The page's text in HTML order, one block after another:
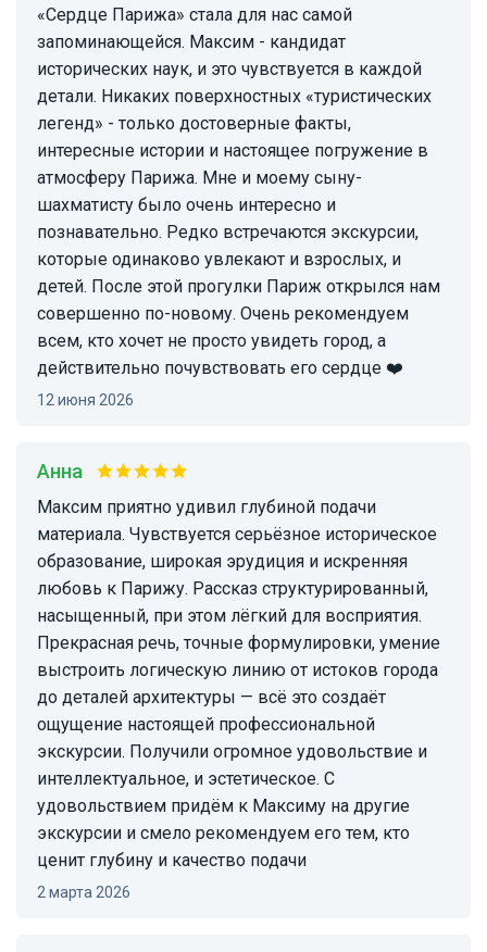
«Сердце Парижа» стала для нас самой
запоминающейся. Максим - кандидат
исторических наук, и это чувствуется в каждой
детали. Никаких поверхностных «туристических
легенд» - только достоверные факты,
интересные истории и настоящее погружение в
атмосферу Парижа. Мне и моему сыну-
шахматисту было очень интересно и
познавательно. Редко встречаются экскурсии,
которые одинаково увлекают и взрослых, и
детей. После этой прогулки Париж открылся нам
совершенно по-новому. Очень рекомендуем
всем, кто хочет не просто увидеть город, а
действительно почувствовать его сердце ❤️
12 июня 2026
Анна
Максим приятно удивил глубиной подачи
материала. Чувствуется серьёзное историческое
образование, широкая эрудиция и искренняя
любовь к Парижу. Рассказ структурированный,
насыщенный, при этом лёгкий для восприятия.
Прекрасная речь, точные формулировки, умение
выстроить логическую линию от истоков города
до деталей архитектуры — всё это создаёт
ощущение настоящей профессиональной
экскурсии. Получили огромное удовольствие и
интеллектуальное, и эстетическое. С
удовольствием придём к Максиму на другие
экскурсии и смело рекомендуем его тем, кто
ценит глубину и качество подачи
2 марта 2026